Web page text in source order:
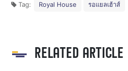
Tag: Royal House รอแยลเฮ้าส์
RELATED ARTICLE